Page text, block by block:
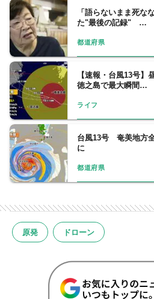
「語らないまま死な
た"最後の記録" …
都道府県
【速報・台風13号
徳之島で最大瞬間…
ライフ
台風13号 奄美地方
に
都道府県
原発 ドローン